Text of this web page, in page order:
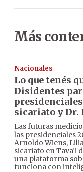
Más
Nacionales
Lo que tenés
Disidentes
sicariato y Dr.
Las futuras
las presidenciales
Arnoldo Wiens,
sicariato en Tava’i
una plataforma
funciona con